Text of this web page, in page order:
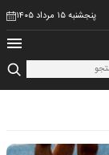
پنجشنبه ۱۵ مرداد ۱۴۰۵